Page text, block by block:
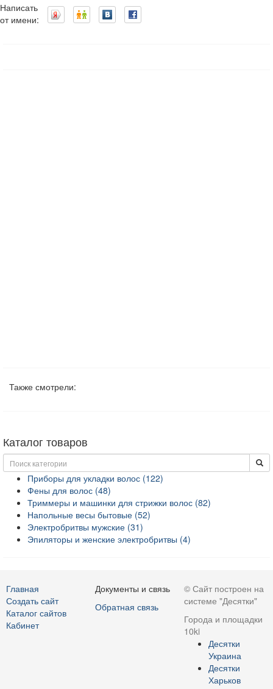
Написать
от имени:
Также смотрели:
Каталог товаров
Приборы для укладки волос (122)
Фены для волос (48)
Триммеры и машинки для стрижки волос (82)
Напольные весы бытовые (52)
Электробритвы мужские (31)
Эпиляторы и женские электробритвы (4)
Главная
Создать сайт
Каталог сайтов
Кабинет
Документы и связь
Обратная связь
© Сайт построен на
системе "Десятки"
Города и площадки
10ki
Десятки
Украина
Десятки
Харьков